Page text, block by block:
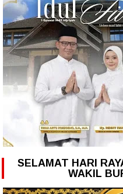
SELAMAT HARI
WAKIL